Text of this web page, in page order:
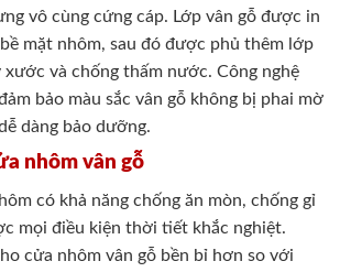
vô cùng cứng cáp. Lớp vân gỗ được in
mặt nhôm, sau đó được phủ thêm lớp
xước và chống thấm nước. Công nghệ
bảo màu sắc vân gỗ không bị phai mờ
dàng bảo dưỡng.
nhôm vân gỗ
có khả năng chống ăn mòn, chống gỉ
mọi điều kiện thời tiết khắc nghiệt.
cửa nhôm vân gỗ bền bỉ hơn so với